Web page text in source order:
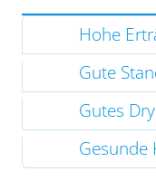
Hohe
Gute
Gutes
Gesunde